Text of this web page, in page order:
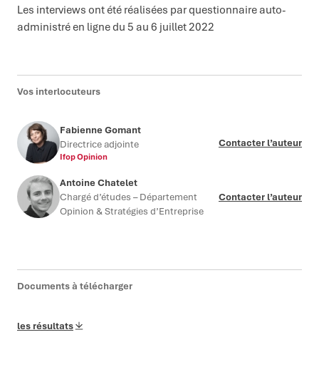
Les interviews ont été réalisées par questionnaire auto-
administré en ligne du 5 au 6 juillet 2022
Vos interlocuteurs
Fabienne Gomant
Directrice adjointe
Ifop Opinion
Contacter l’auteur
Antoine Chatelet
Chargé d’études – Département
Opinion & Stratégies d’Entreprise
Contacter l’auteur
Documents à télécharger
les résultats